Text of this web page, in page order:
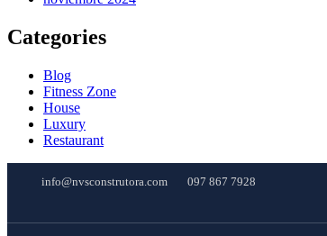
Categories
Blog
Fitness Zone
House
Luxury
Restaurant
info@nvsconstrutora.com 097 867 7928